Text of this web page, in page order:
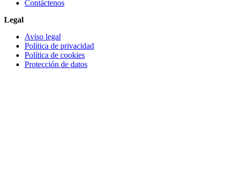
Contáctenos
Legal
Aviso legal
Política de privacidad
Política de cookies
Protección de datos